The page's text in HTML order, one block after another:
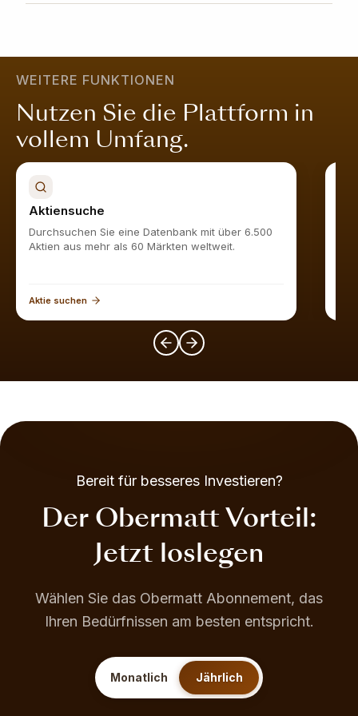
stabil und wird vom Markt geschätzt.
WEITERE FUNKTIONEN
Nutzen Sie die Plattform in
vollem Umfang.
Aktiensuche
Durchsuchen Sie eine Datenbank mit über 6.500
Aktien aus mehr als 60 Märkten weltweit.
Aktie suchen
Bereit für besseres Investieren?
Der Obermatt Vorteil:
Jetzt loslegen
Wählen Sie das Obermatt Abonnement, das
Ihren Bedürfnissen am besten entspricht.
Monatlich Jährlich